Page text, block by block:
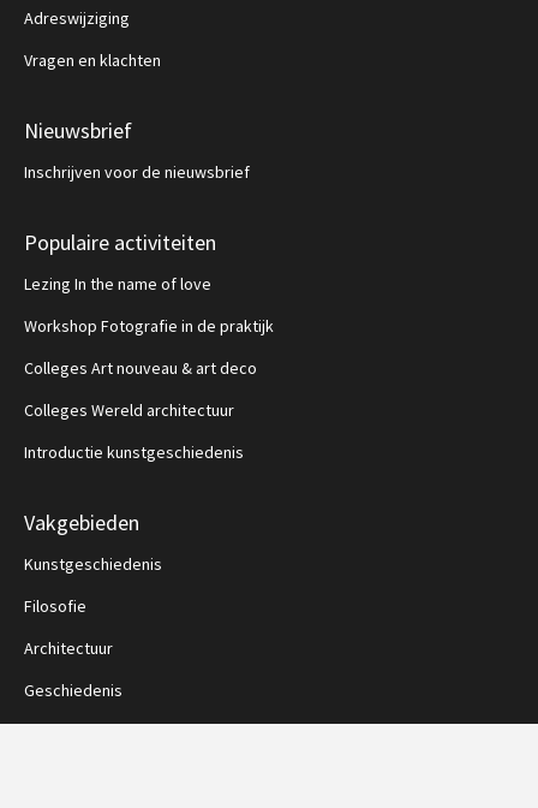
Adreswijziging
Vragen en klachten
Nieuwsbrief
Inschrijven voor de nieuwsbrief
Populaire activiteiten
Lezing In the name of love
Workshop Fotografie in de praktijk
Colleges Art nouveau & art deco
Colleges Wereld architectuur
Introductie kunstgeschiedenis
Vakgebieden
Kunstgeschiedenis
Filosofie
Architectuur
Geschiedenis